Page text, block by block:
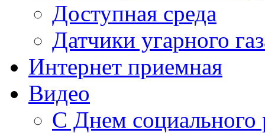
Доступная среда
Датчики угарного
Интернет приемная
Видео
С Днем социального